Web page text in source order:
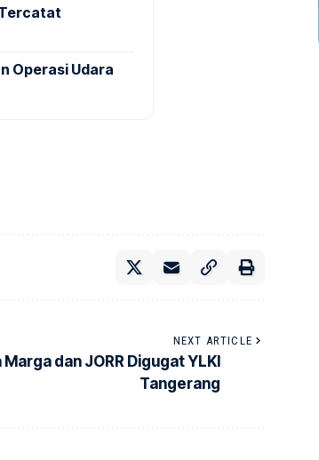
Operasi Udara
NEXT ARTICLE
dan JORR Digugat YLKI
Tangerang